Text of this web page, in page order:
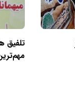
تلفیق